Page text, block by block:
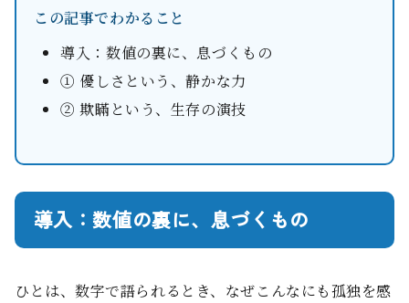
この記事でわかること
導入：数値の裏に、息づくもの
① 優しさという、静かな力
② 欺瞞という、生存の演技
導入：数値の裏に、息づくもの
ひとは、数字で語られるとき、なぜこんなにも孤独を感